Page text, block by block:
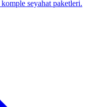
seyahat paketleri.